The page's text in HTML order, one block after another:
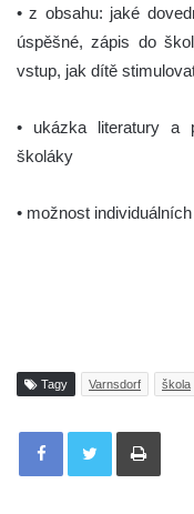
• z obsahu: jaké
úspěšné, zápis do
vstup, jak dítě
• ukázka literatury a
školáky
• možnost
Tagy Varnsdorf škola